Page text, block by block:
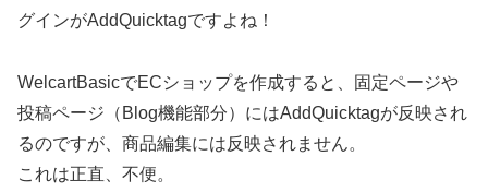
グインがAddQuicktagですよね！
WelcartBasicでECショップを作成すると、固定ページや
投稿ページ（Blog機能部分）にはAddQuicktagが反映され
るのですが、商品編集には反映されません。
これは正直、不便。